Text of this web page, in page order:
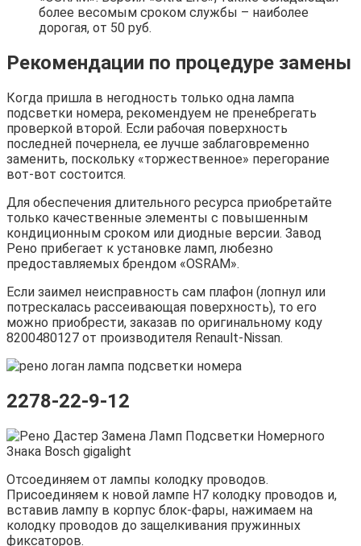
более весомым сроком службы – наиболее
дорогая, от 50 руб.
Рекомендации по процедуре замены
Когда пришла в негодность только одна лампа
подсветки номера, рекомендуем не пренебрегать
проверкой второй. Если рабочая поверхность
последней почернела, ее лучше заблаговременно
заменить, поскольку «торжественное» перегорание
вот-вот состоится.
Для обеспечения длительного ресурса приобретайте
только качественные элементы с повышенным
кондиционным сроком или диодные версии. Завод
Рено прибегает к установке ламп, любезно
предоставляемых брендом «OSRAM».
Если заимел неисправность сам плафон (лопнул или
потрескалась рассеивающая поверхность), то его
можно приобрести, заказав по оригинальному коду
8200480127 от производителя Renault-Nissan.
2278-22-9-12
Отсоединяем от лампы колодку проводов.
Присоединяем к новой лампе Н7 колодку проводов и,
вставив лампу в корпус блок-фары, нажимаем на
колодку проводов до защелкивания пружинных
фиксаторов.